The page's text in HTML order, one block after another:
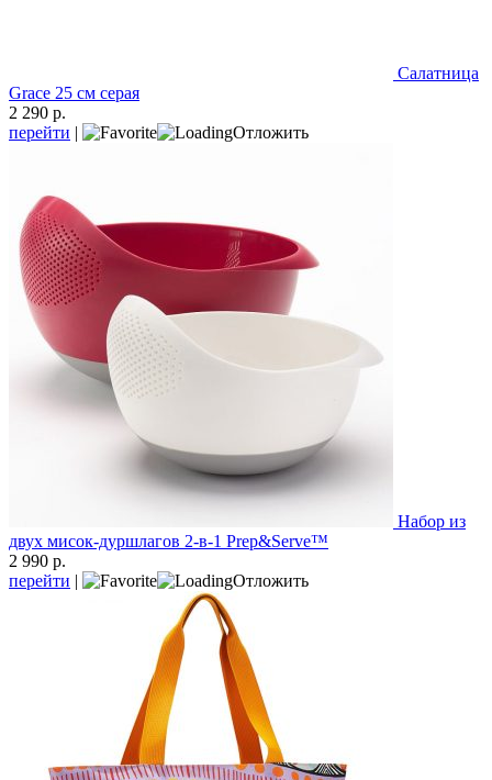
Салатница
Grace 25 см серая
2 290 р.
перейти | Отложить
Набор из
двух мисок-дуршлагов 2-в-1 Prep&Serve™
2 990 р.
перейти | Отложить